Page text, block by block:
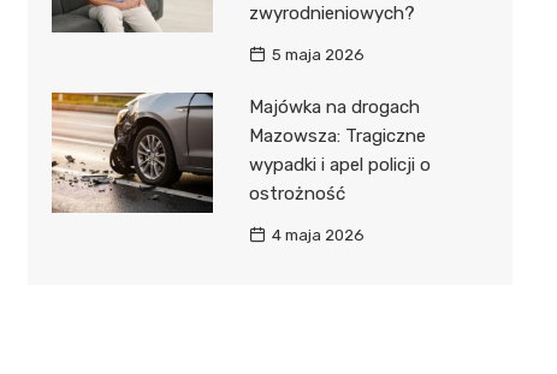
zwyrodnieniowych?
5 maja 2026
Majówka na drogach
Mazowsza: Tragiczne
wypadki i apel policji o
ostrożność
4 maja 2026